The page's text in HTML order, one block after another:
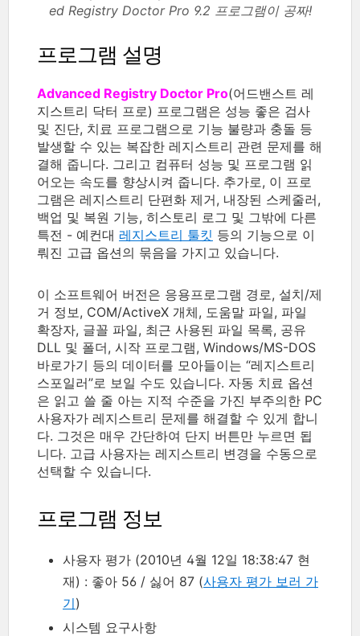
ed Registry Doctor Pro 9.2 프로그램이 공짜!
프로그램 설명
Advanced Registry Doctor Pro(어드밴스트 레
지스트리 닥터 프로) 프로그램은 성능 좋은 검사
및 진단, 치료 프로그램으로 기능 불량과 충돌 등
발생할 수 있는 복잡한 레지스트리 관련 문제를 해
결해 줍니다. 그리고 컴퓨터 성능 및 프로그램 읽
어오는 속도를 향상시켜 줍니다. 추가로, 이 프로
그램은 레지스트리 단편화 제거, 내장된 스케줄러,
백업 및 복원 기능, 히스토리 로그 및 그밖에 다른
특전 - 예컨대 레지스트리 툴킷 등의 기능으로 이
뤄진 고급 옵션의 묶음을 가지고 있습니다.
이 소프트웨어 버전은 응용프로그램 경로, 설치/제
거 정보, COM/ActiveX 개체, 도움말 파일, 파일
확장자, 글꼴 파일, 최근 사용된 파일 목록, 공유
DLL 및 폴더, 시작 프로그램, Windows/MS-DOS
바로가기 등의 데이터를 모아들이는 “레지스트리
스포일러”로 보일 수도 있습니다. 자동 치료 옵션
은 읽고 쓸 줄 아는 지적 수준을 가진 부주의한 PC
사용자가 레지스트리 문제를 해결할 수 있게 합니
다. 그것은 매우 간단하여 단지 버튼만 누르면 됩
니다. 고급 사용자는 레지스트리 변경을 수동으로
선택할 수 있습니다.
프로그램 정보
사용자 평가 (2010년 4월 12일 18:38:47 현
재) : 좋아 56 / 싫어 87 (사용자 평가 보러 가
기)
시스템 요구사항